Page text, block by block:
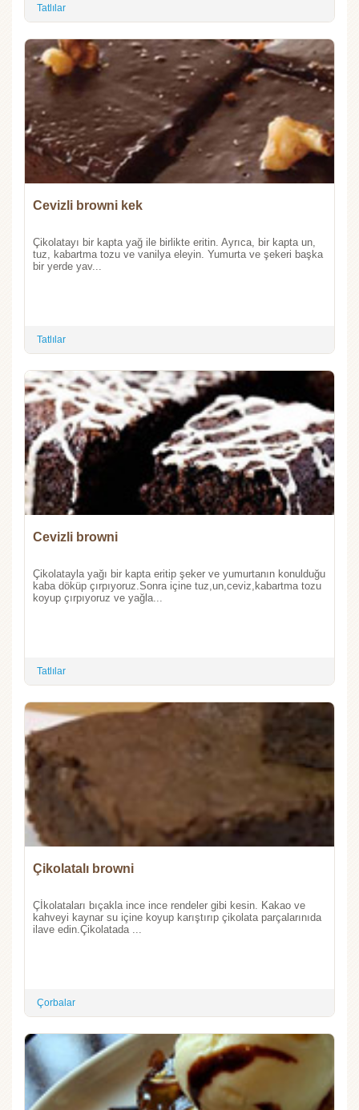
Tatlılar
Cevizli browni kek
Çikolatayı bir kapta yağ ile birlikte eritin. Ayrıca, bir kapta un,
tuz, kabartma tozu ve vanilya eleyin. Yumurta ve şekeri başka
bir yerde yav...
Tatlılar
Cevizli browni
Çikolatayla yağı bir kapta eritip şeker ve yumurtanın konulduğu
kaba döküp çırpıyoruz.Sonra içine tuz,un,ceviz,kabartma tozu
koyup çırpıyoruz ve yağla...
Tatlılar
Çikolatalı browni
Çİkolataları bıçakla ince ince rendeler gibi kesin. Kakao ve
kahveyi kaynar su içine koyup karıştırıp çikolata parçalarınıda
ilave edin.Çikolatada ...
Çorbalar